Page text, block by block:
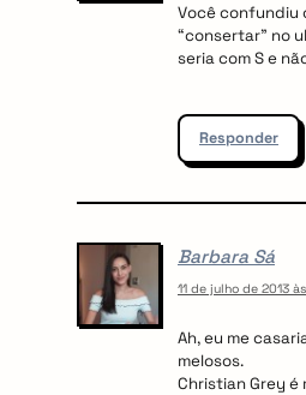
Você confundiu
“consertar” no
seria com S e
Responder
Barbara Sá
11 de julho de 2013
Ah, eu me
melosos.
Christian Grey é